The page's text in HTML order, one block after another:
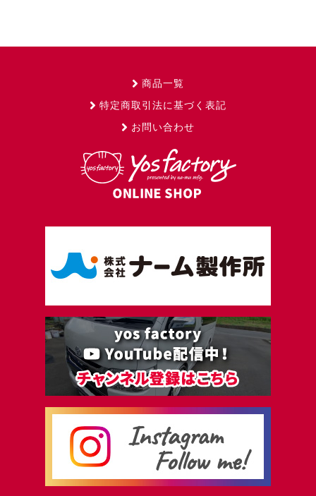
商品一覧
特定商取引法に基づく表記
お問い合わせ